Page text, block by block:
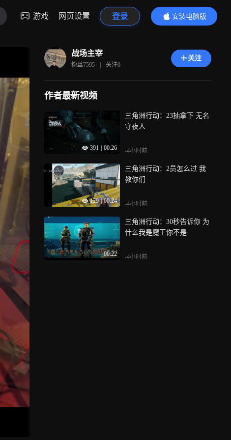
游戏 网页设置 登录
安装电脑版
内容更精彩
战场主宰
粉丝7595 | 关注0
关注
作者最新视频
391 00:26
三角洲行动：23抽拿下 无名
守夜人
-4小时前
129 | 00:24
三角洲行动：2员怎么过 我
教你们
-4小时前
00:22
三角洲行动：30秒告诉你 为
什么我是魔王你不是
-4小时前